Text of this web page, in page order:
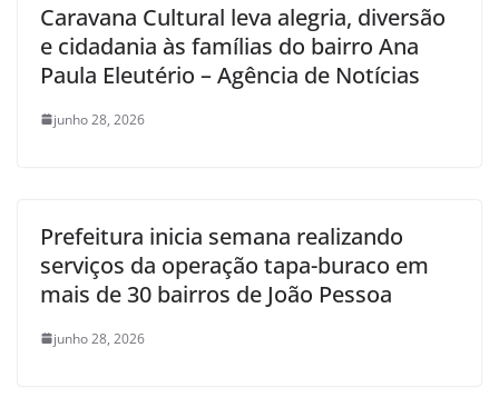
Caravana Cultural leva alegria, diversão
e cidadania às famílias do bairro Ana
Paula Eleutério – Agência de Notícias
junho 28, 2026
Prefeitura inicia semana realizando
serviços da operação tapa-buraco em
mais de 30 bairros de João Pessoa
junho 28, 2026